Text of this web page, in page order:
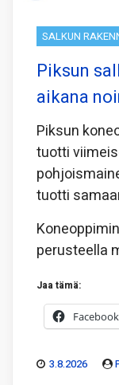
SALKUN
Piksun
aikana
Piksun
tuotti
tuotti
perusteella
Jaa tämä:
Facebook
3.8.2026